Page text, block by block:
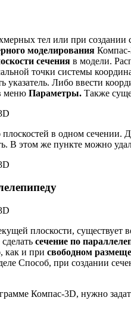
тел или при создании
моделирования
сечения в модели.
точки системы
указатель. Либо ввести
меню Параметры. Также
в одном сечении.
В этом же пункте можно
плоскости, существует
сечение по
как и при свободном
Способ, при создании
Компас-3D, нужно